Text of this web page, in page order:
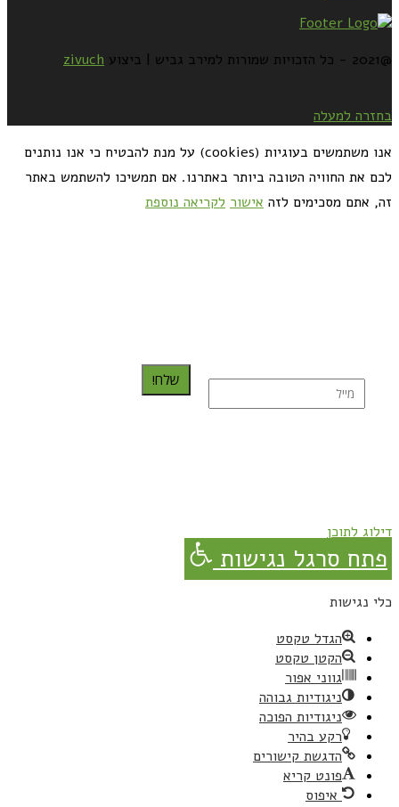
@2021 - כל הזכויות שמורות למירב גביש | ביצוע zivuch
בחזרה למעלה
אנו משתמשים בעוגיות (cookies) על מנת להבטיח כי אנו נותנים
לכם את החוויה הטובה ביותר באתרנו. אם תמשיכו להשתמש באתר
זה, אתם מסכימים לזה אישור לקריאה נוספת
שלח!
דילוג לתוכן
פתח סרגל נגישות
כלי נגישות
הגדל טקסט
הקטן טקסט
גווני אפור
ניגודיות גבוהה
ניגודיות הפוכה
רקע בהיר
הדגשת קישורים
פונט קריא
איפוס